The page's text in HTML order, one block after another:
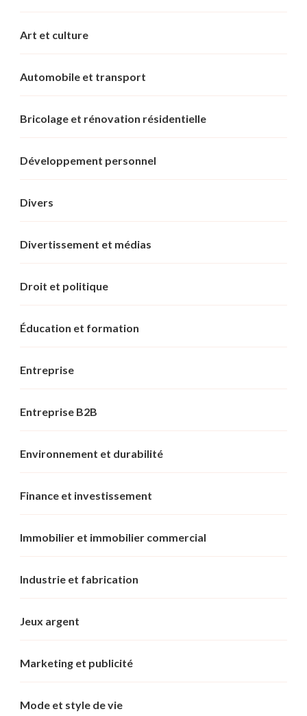
Art et culture
Automobile et transport
Bricolage et rénovation résidentielle
Développement personnel
Divers
Divertissement et médias
Droit et politique
Éducation et formation
Entreprise
Entreprise B2B
Environnement et durabilité
Finance et investissement
Immobilier et immobilier commercial
Industrie et fabrication
Jeux argent
Marketing et publicité
Mode et style de vie